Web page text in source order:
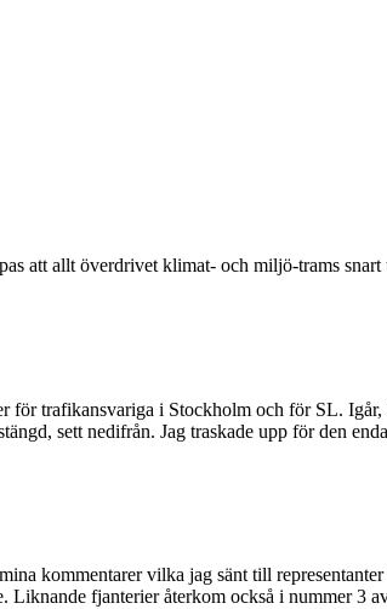
att allt överdrivet klimat- och miljö-trams
för trafikansvariga i Stockholm och för SL.
sett nedifrån. Jag traskade upp för den
kommentarer vilka jag sänt till
Liknande fjanterier återkom också i nummer